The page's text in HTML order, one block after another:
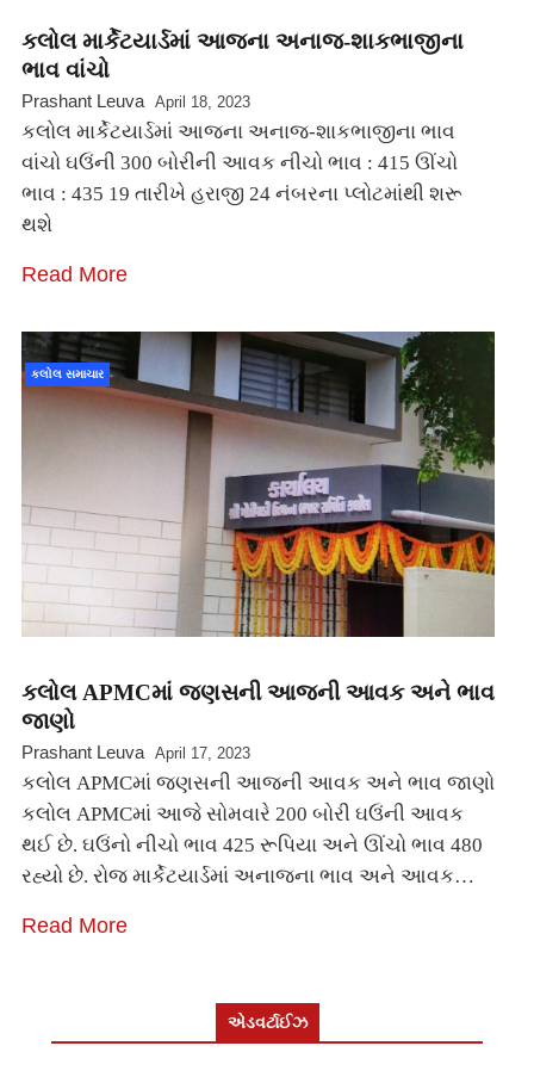
કલોલ માર્કેટયાર્ડમાં આજના અનાજ-શાકભાજીના
ભાવ વાંચો
Prashant Leuva April 18, 2023
કલોલ માર્કેટયાર્ડમાં આજના અનાજ-શાકભાજીના ભાવ
વાંચો ઘઉંની 300 બોરીની આવક નીચો ભાવ : 415 ઊંચો
ભાવ : 435 19 તારીખે હરાજી 24 નંબરના પ્લોટમાંથી શરૂ
થશે
Read More
કલોલ સમાચાર
કલોલ APMCમાં જણસની આજની આવક અને ભાવ
જાણો
Prashant Leuva April 17, 2023
કલોલ APMCમાં જણસની આજની આવક અને ભાવ જાણો
કલોલ APMCમાં આજે સોમવારે 200 બોરી ઘઉંની આવક
થઈ છે. ઘઉંનો નીચો ભાવ 425 રૂપિયા અને ઊંચો ભાવ 480
રહ્યો છે. રોજ માર્કેટયાર્ડમાં અનાજના ભાવ અને આવક…
Read More
એડવર્ટાઈઝ